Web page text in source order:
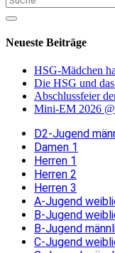
Neueste Beiträge
HSG-Mädchen
Die HSG und
Abschlussfeier
Mini-EM 2026
D2-Jugend
Damen 1
Herren 1
Herren 2
Herren 3
A-Jugend
B-Jugend
B-Jugend
C-Jugend